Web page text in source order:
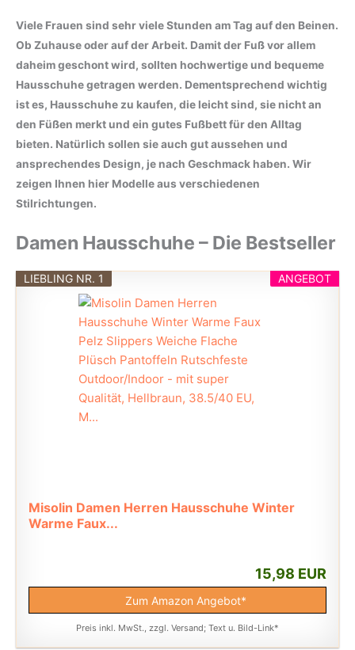
Viele Frauen sind sehr viele Stunden am Tag auf den Beinen.
Ob Zuhause oder auf der Arbeit. Damit der Fuß vor allem
daheim geschont wird, sollten hochwertige und bequeme
Hausschuhe getragen werden. Dementsprechend wichtig
ist es, Hausschuhe zu kaufen, die leicht sind, sie nicht an
den Füßen merkt und ein gutes Fußbett für den Alltag
bieten. Natürlich sollen sie auch gut aussehen und
ansprechendes Design, je nach Geschmack haben. Wir
zeigen Ihnen hier Modelle aus verschiedenen
Stilrichtungen.
Damen Hausschuhe – Die Bestseller
ANGEBOT
LIEBLING NR. 1
Misolin Damen Herren Hausschuhe Winter
Warme Faux...
15,98 EUR
Zum Amazon Angebot*
Preis inkl. MwSt., zzgl. Versand; Text u. Bild-Link*